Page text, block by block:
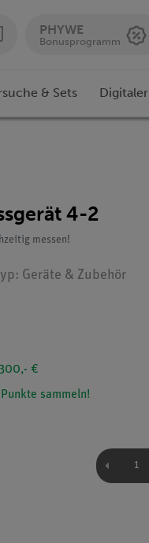
PHYWE
Bonusprogramm
& Sets
4-2
messen!
Geräte & Zubehör
€
Punkte sammeln!